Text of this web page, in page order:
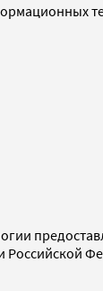
Российской